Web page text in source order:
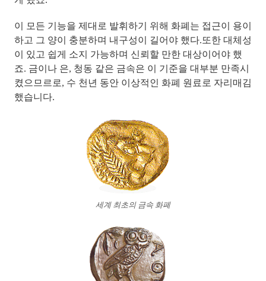
이 모든 기능을 제대로 발휘하기 위해 화폐는 접근이 용이
하고 그 양이 충분하며 내구성이 길어야 했다.또한 대체성
이 있고 쉽게 소지 가능하며 신뢰할 만한 대상이어야 했
죠. 금이나 은, 청동 같은 금속은 이 기준을 대부분 만족시
켰으므르로, 수 천년 동안 이상적인 화폐 원료로 자리매김
했습니다.
세계 최초의 금속 화폐